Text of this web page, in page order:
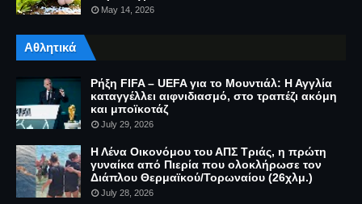
May 14, 2026
Αθλητικά
Ρήξη FIFA – UEFA για το Μουντιάλ: Η Αγγλία
καταγγέλλει αιφνιδιασμό, στο τραπέζι ακόμη
και μποϊκοτάζ
July 29, 2026
Η Λένα Οικονόμου του ΑΠΣ Τριάς, η πρώτη
γυναίκα από Πιερία που ολοκλήρωσε τον
Διάπλου Θερμαϊκού/Τορωναίου (26χλμ.)
July 28, 2026